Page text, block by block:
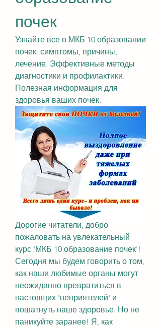
почек
Узнайте все о МКБ 10 образовании
почек: симптомы, причины,
лечение. Эффективные методы
диагностики и профилактики.
Полезная информация для
здоровья ваших почек.
Дорогие читатели, добро
пожаловать на увлекательный
курс 'МКБ 10 образование почек'!
Сегодня мы будем говорить о том,
как наши любимые органы могут
неожиданно превратиться в
настоящих 'неприятелей' и
пошатнуть наше здоровье. Но не
паникуйте заранее! Я, как